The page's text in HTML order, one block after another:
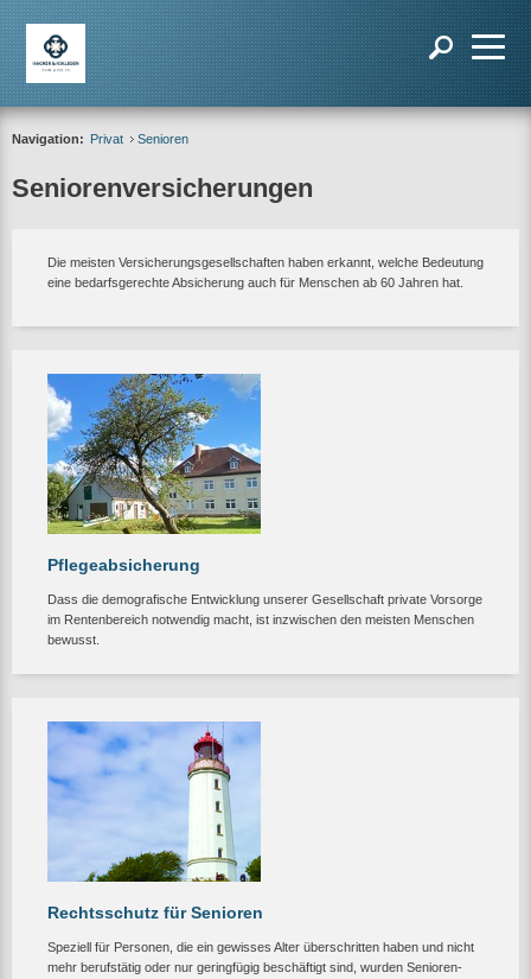
Navigation: Privat Senioren
Seniorenversicherungen
Die meisten Versicherungsgesellschaften haben erkannt, welche Bedeutung
eine bedarfsgerechte Absicherung auch für Menschen ab 60 Jahren hat.
Pflegeabsicherung
Dass die demografische Entwicklung unserer Gesellschaft private Vorsorge
im Rentenbereich notwendig macht, ist inzwischen den meisten Menschen
bewusst.
Rechtsschutz für Senioren
Speziell für Personen, die ein gewisses Alter überschritten haben und nicht
mehr berufstätig oder nur geringfügig beschäftigt sind, wurden Senioren-